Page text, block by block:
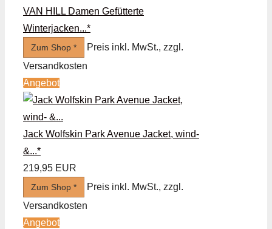
VAN HILL Damen Gefütterte
Winterjacken...*
Zum Shop *
Preis inkl. MwSt., zzgl.
Versandkosten
Angebot
Jack Wolfskin Park Avenue Jacket, wind-
&...*
219,95 EUR
Zum Shop *
Preis inkl. MwSt., zzgl.
Versandkosten
Angebot